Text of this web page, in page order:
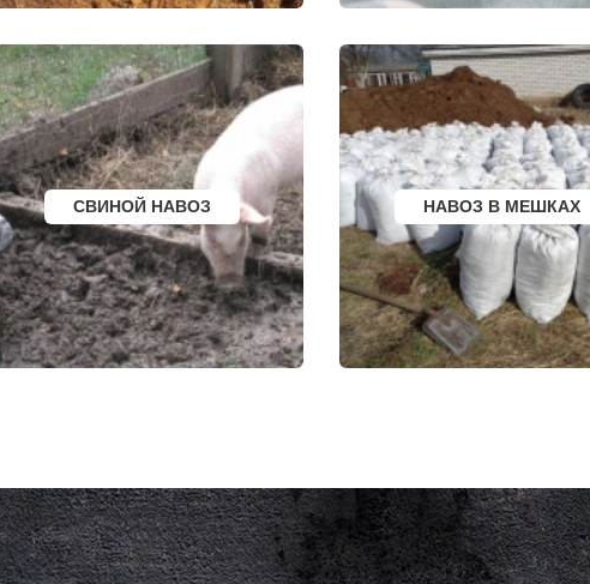
ГАТЧИНА
ГУЛЬКЕВИЧИ
ВЫКСА
БЕРЕЗОВСКИЙ
ВЫБОРГ
ТУАПСЕ
ЗИМА
БРАТСК
СЕВЕРОДВИНСК
БАЛАКОВО
НАХОДКА
КОЛПИНО
ЕЙСК
ВОЛЖСК
НОВЫЙ УРЕНГОЙ
ЛЮБИМ
ОСТРОВ
АЗОВ
УССУРИЙСК
КАМЕНСК ШАХТИНСКИЙ
КРАСНОЕ СЕЛО
ОРСК
БЕРЕЗНИКИ
ШАДРИНСК
МИЧУРИНСК
ВЯЗНИКИ
ГОРОДЕЦ
САСОВО
СУХОЙ ЛОГ
ГУРЬЕВСК
МИХАЙЛОВ
НЯГАНЬ
МЕЛЕУЗ
КОЛЬЧУГИНО
КАМЫШИН
ТИХВИН
НОВОШАХТИНСК
ВОЛЬСК
КОНАКОВО
САРАПУЛ
КОМСОМОЛЬСК НА
КАЛЯЗИН
ГЛАЗОВ
РУБЦОВСК
ГУБКИН
КЛИНЦЫ
СВИНОЙ НАВОЗ НАВОЗ В МЕШКАХ